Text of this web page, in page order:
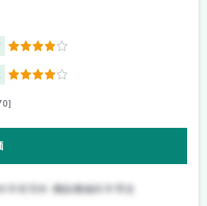
4
4
学研究科 機能機械科学専攻